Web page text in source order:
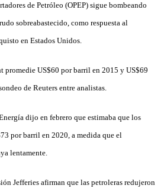
de Petróleo (OPEP) sigue bombeando
sobreabastecido, como respuesta al
en Estados Unidos.
promedie US$60 por barril en 2015 y US$69
de Reuters entre analistas.
dijo en febrero que estimaba que los
por barril en 2020, a medida que el
lentamente.
Jefferies afirman que las petroleras redujeron